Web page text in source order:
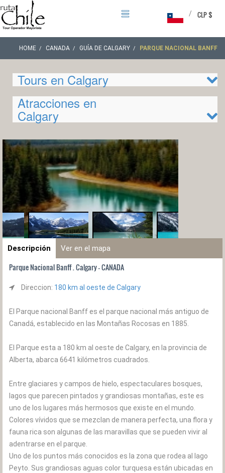
CLP $
/
HOME CANADA GUÍA DE CALGARY PARQUE NACIONAL BANFF
Tours en Calgary
Atracciones en
Calgary
Descripción Ver en el mapa
Parque Nacional Banff . Calgary - CANADA
Direccion: 180 km al oeste de Calgary
El Parque nacional Banff es el parque nacional más antiguo de
Canadá, establecido en las Montañas Rocosas en 1885.
El Parque esta a 180 km al oeste de Calgary, en la provincia de
Alberta, abarca 6641 kilómetros cuadrados.
Entre glaciares y campos de hielo, espectaculares bosques,
lagos que parecen pintados y grandiosas montañas, este es
uno de los lugares más hermosos que existe en el mundo.
Colores vívidos que se mezclan de manera perfecta, una flora y
fauna rica son algunas de las maravillas que se pueden vivir al
adentrarse en el parque.
Uno de los puntos más conocidos es la zona que rodea al lago
Peyto. Sus grandiosas aguas color turquesa están ubicadas en